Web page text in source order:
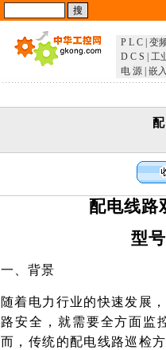
P L C 变
D C S
工
电 源 嵌
配电线路
型号
一、背景
随着电力行业的快速发展
路安全，就需要全方面监
而，传统的配电线路巡检